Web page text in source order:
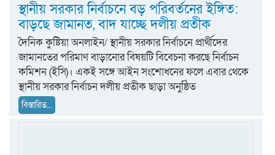
স্থানীয় সরকার নির্বাচনে বড় পরিবর্তনের ইঙ্গিত:
বাড়ছে জামানত, বাদ যাচ্ছে দলীয় প্রতীক
দৈনিক কুষ্টিয়া অনলাইন/ স্থানীয় সরকার নির্বাচনে প্রার্থীদের
জামানতের পরিমাণ বাড়ানোর বিষয়টি বিবেচনা করছে নির্বাচন
কমিশন (ইসি)। একই সঙ্গে আইন সংশোধনের ফলে এবার থেকে
স্থানীয় সরকার নির্বাচন দলীয় প্রতীক ছাড়া অনুষ্ঠিত
বিস্তারিত...